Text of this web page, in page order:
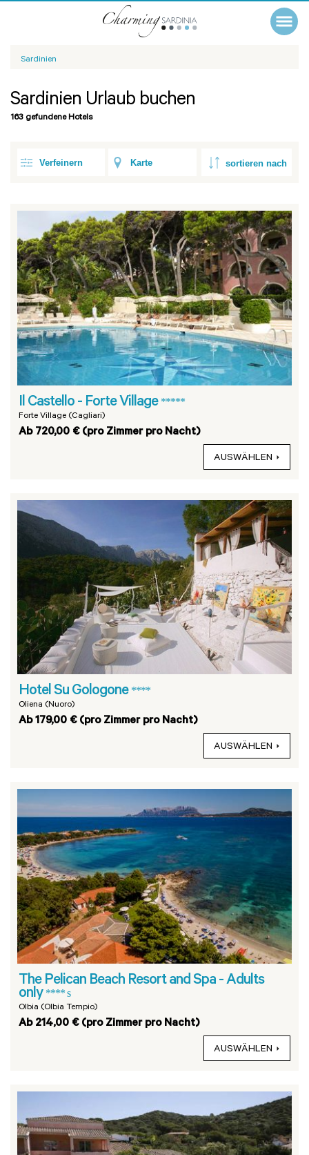
Sardinien
Sardinien Urlaub buchen
163 gefundene Hotels
Verfeinern Karte
Il Castello - Forte Village *****
Forte Village (Cagliari)
Ab 720,00 € (pro Zimmer pro Nacht)
AUSWÄHLEN
Hotel Su Gologone ****
Oliena (Nuoro)
Ab 179,00 € (pro Zimmer pro Nacht)
AUSWÄHLEN
The Pelican Beach Resort and Spa - Adults
only **** s
Olbia (Olbia Tempio)
Ab 214,00 € (pro Zimmer pro Nacht)
AUSWÄHLEN